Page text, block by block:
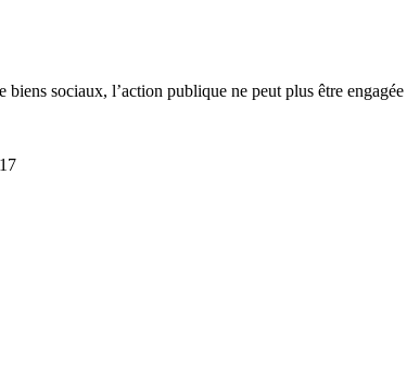
sociaux, l’action publique ne peut plus être